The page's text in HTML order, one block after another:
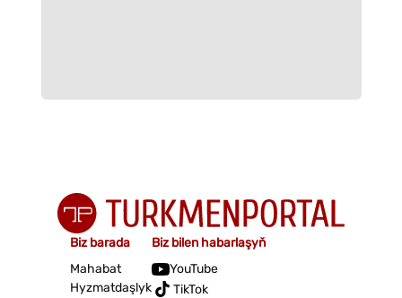
Biz barada
Mahabat
Hyzmatdaşlyk
Biz bilen habarlaşyň
YouTube
TikTok